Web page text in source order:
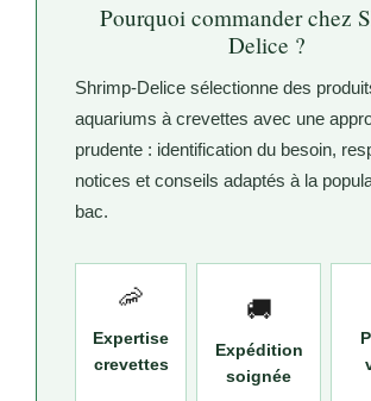
Pourquoi commander chez
Delice ?
Shrimp-Delice sélectionne des
aquariums à crevettes avec une
prudente : identification du besoin,
notices et conseils adaptés à la
bac.
🦐
Expertise
crevettes
🚚
Expédition
soignée